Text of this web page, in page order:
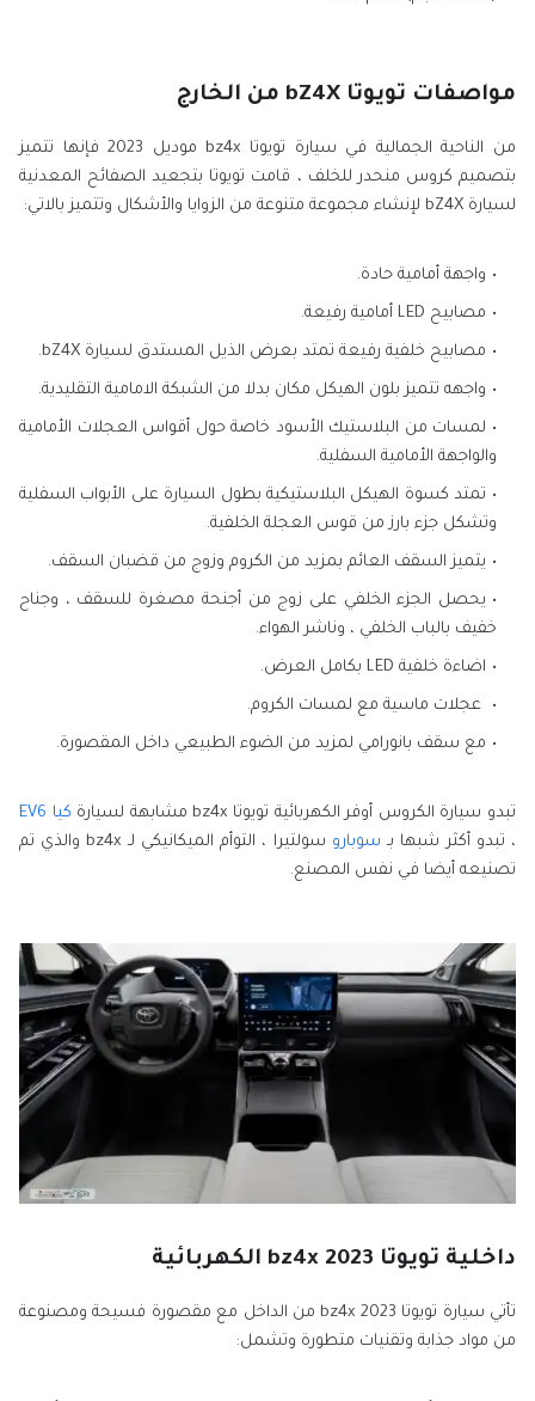
مواصفات تويوتا bZ4X من الخارج
من الناحية الجمالية في سيارة تويوتا bz4x موديل 2023 فإنها تتميز
بتصميم كروس منحدر للخلف ، قامت تويوتا بتجعيد الصفائح المعدنية
لسيارة bZ4X لإنشاء مجموعة متنوعة من الزوايا والأشكال وتتميز بالاتي:
واجهة أمامية حادة.
مصابيح LED أمامية رفيعة.
مصابيح خلفية رفيعة تمتد بعرض الذيل المستدق لسيارة bZ4X.
واجهه تتميز بلون الهيكل مكان بدلا من الشبكة الامامية التقليدية.
لمسات من البلاستيك الأسود خاصة حول أقواس العجلات الأمامية
والواجهة الأمامية السفلية.
تمتد كسوة الهيكل البلاستيكية بطول السيارة على الأبواب السفلية
وتشكل جزء بارز من قوس العجلة الخلفية.
يتميز السقف العائم بمزيد من الكروم وزوج من قضبان السقف.
يحصل الجزء الخلفي على زوج من أجنحة مصغرة للسقف ، وجناح
خفيف بالباب الخلفي ، وناشر الهواء.
اضاءة خلفية LED بكامل العرض.
عجلات ماسية مع لمسات الكروم.
مع سقف بانورامي لمزيد من الضوء الطبيعي داخل المقصورة.
تبدو سيارة الكروس أوفر الكهربائية تويوتا bz4x مشابهة لسيارة
كيا EV6
، تبدو أكثر شبها بـ سوبارو
سولتيرا ، التوأم الميكانيكي لـ bz4x والذي تم
تصنيعه أيضا في نفس المصنع.
داخلية تويوتا bz4x 2023 الكهربائية
تأتي سيارة تويوتا bz4x 2023 من الداخل مع مقصورة فسيحة ومصنوعة
من مواد جذابة وتقنيات متطورة وتشمل: